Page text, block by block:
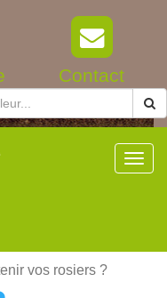
Contact
vos rosiers ?